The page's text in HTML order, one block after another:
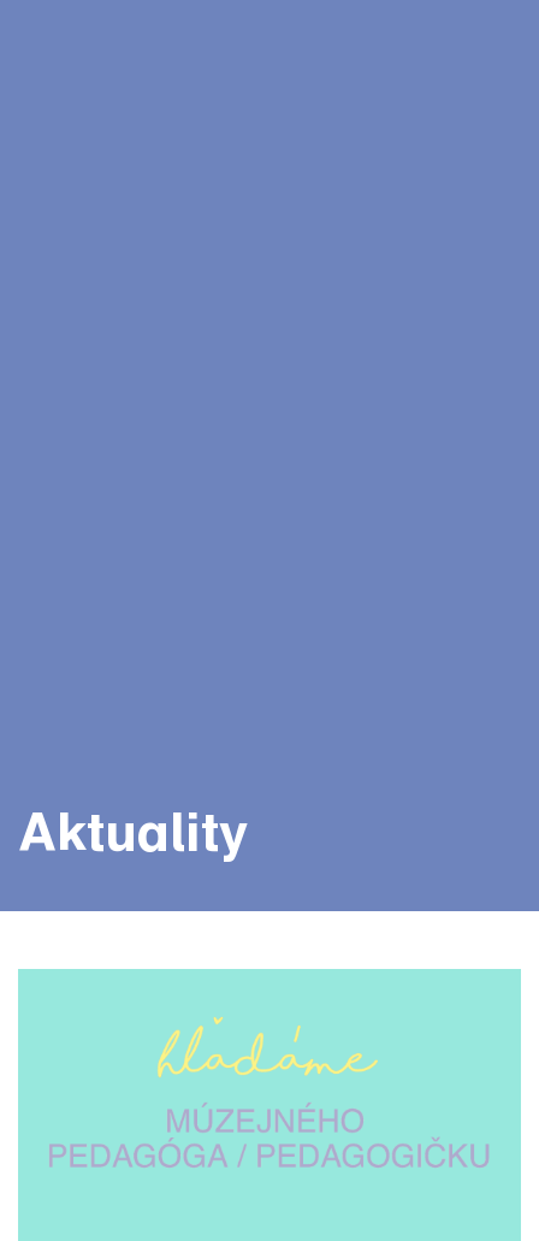
Aktuality